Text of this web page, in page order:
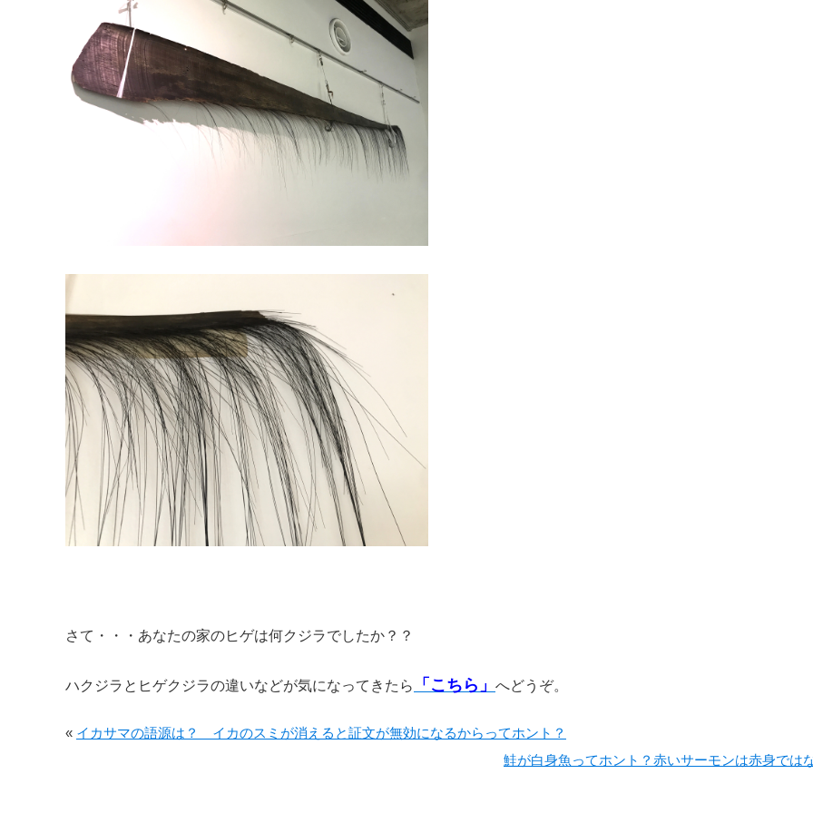
さて・・・あなたの家のヒゲは何クジラでしたか？？
ハクジラとヒゲクジラの違いなどが気になってきたら 「こちら」 へどうぞ。
« イカサマの語源は？ イカのスミが消えると証文が無効になるからってホント？
鮭が白身魚ってホント？赤いサーモンは赤身では